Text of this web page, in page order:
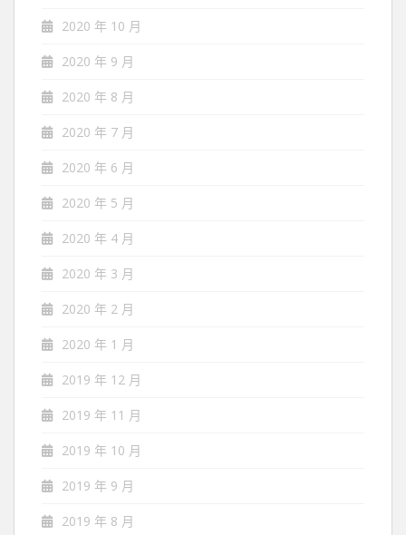
2020 年 10 月
2020 年 9 月
2020 年 8 月
2020 年 7 月
2020 年 6 月
2020 年 5 月
2020 年 4 月
2020 年 3 月
2020 年 2 月
2020 年 1 月
2019 年 12 月
2019 年 11 月
2019 年 10 月
2019 年 9 月
2019 年 8 月